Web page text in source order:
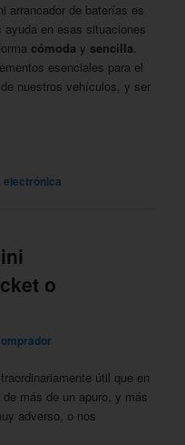
arrancador de baterías es
ayuda en esas situaciones
cómoda y sencilla.
esenciales para el
nuestros vehículos, y ser
,electrónica
o
útil que en
más de un apuro, y más
adverso, o nos